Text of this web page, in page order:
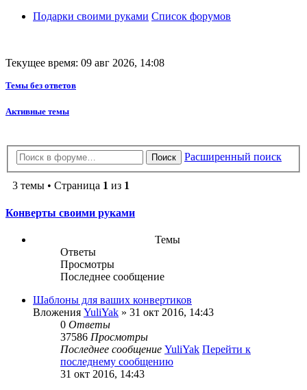
Подарки своими руками Список форумов
Текущее время: 09 авг 2026, 14:08
Темы без ответов
Активные темы
Поиск Расширенный поиск
3 темы • Страница 1 из 1
Конверты своими руками
Темы
Ответы
Просмотры
Последнее сообщение
Шаблоны для ваших конвертиков
Вложения YuliYak » 31 окт 2016, 14:43
0 Ответы
37586 Просмотры
Последнее сообщение YuliYak Перейти к
последнему сообщению
31 окт 2016, 14:43